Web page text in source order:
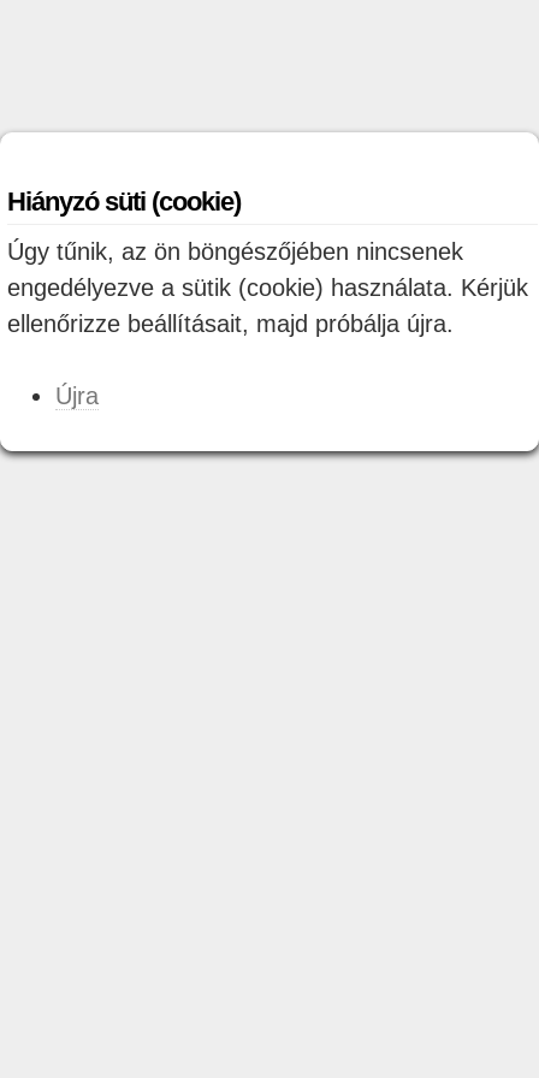
Hiányzó süti (cookie)
Úgy tűnik, az ön böngészőjében nincsenek
engedélyezve a sütik (cookie) használata. Kérjük
ellenőrizze beállításait, majd próbálja újra.
Újra